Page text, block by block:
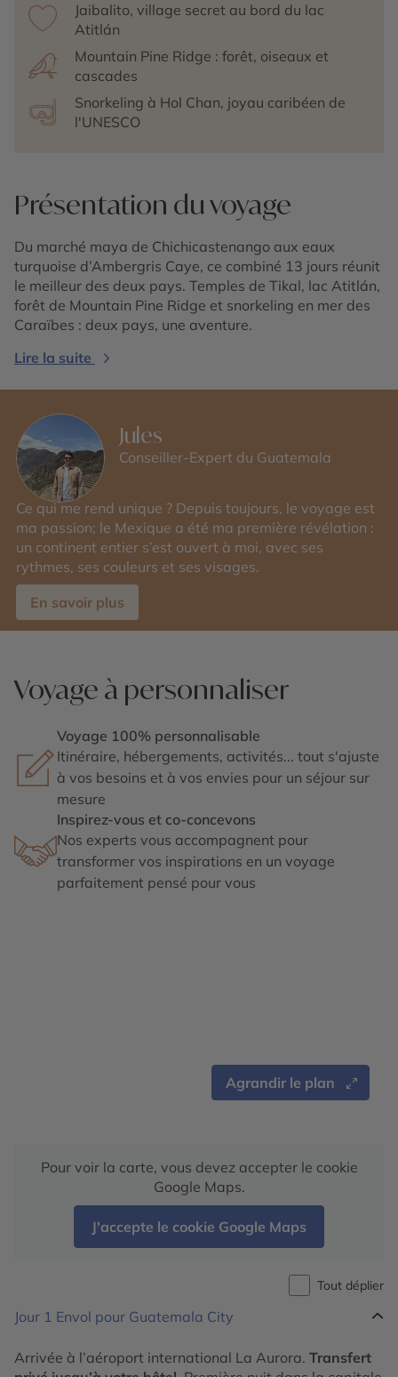
Jaibalito, village secret au bord du lac
Atitlán
Mountain Pine Ridge : forêt, oiseaux et
cascades
Snorkeling à Hol Chan, joyau caribéen de
l'UNESCO
Présentation du voyage
Du marché maya de Chichicastenango aux eaux
turquoise d’Ambergris Caye, ce combiné 13 jours réunit
le meilleur des deux pays. Temples de Tikal, lac Atitlán,
forêt de Mountain Pine Ridge et snorkeling en mer des
Caraïbes : deux pays, une aventure.
Lire la suite
Jules
Conseiller-Expert du Guatemala
Ce qui me rend unique ? Depuis toujours, le voyage est
ma passion; le Mexique a été ma première révélation :
un continent entier s’est ouvert à moi, avec ses
rythmes, ses couleurs et ses visages.
En savoir plus
Voyage à personnaliser
Voyage 100% personnalisable
Itinéraire, hébergements, activités... tout s'ajuste
à vos besoins et à vos envies pour un séjour sur
mesure
Inspirez-vous et co-concevons
Nos experts vous accompagnent pour
transformer vos inspirations en un voyage
parfaitement pensé pour vous
Agrandir le plan
Pour voir la carte, vous devez accepter le cookie
Google Maps.
J'accepte le cookie Google Maps
Tout déplier
Jour 1 Envol pour Guatemala City
Arrivée à l’aéroport international La Aurora. Transfert